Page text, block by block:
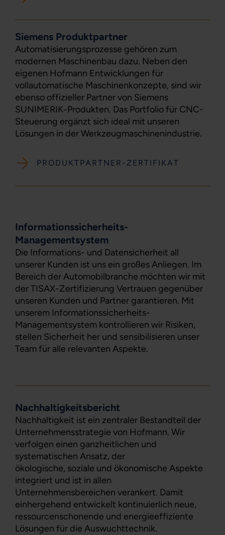
Siemens Produktpartner
Automatisierungsprozesse gehören zum
modernen Maschinenbau dazu. Neben den
eigenen Hofmann Entwicklungen für
vollautomatische Maschinenkonzepte, sind wir
ebenso offizieller Partner von Siemens
SUNIMERIK-Produkten. Das Portfolio für CNC-
Steuerung ergänzt sich ideal mit unseren
Lösungen in der Werkzeugmaschinenindustrie.
PRODUKTPARTNER-ZERTIFIKAT
Informationssicherheits-
Managementsystem
Die Informations- und Datensicherheit all
unserer Kunden ist uns ein großes Anliegen. Im
Bereich der Automobilbranche möchten wir mit
der TISAX-Zertifizierung Vertrauen gegenüber
unseren Kunden und Partner garantieren. Mit
unserem Informationssicherheits-
Managementsystem kontrollieren wir Risiken,
stellen Sicherheit her und sensibilisieren unser
Team für alle relevanten Aspekte.
Nachhaltigkeitsbericht
Nachhaltigkeit ist ein zentraler Bestandteil der
Unternehmensstrategie von Hofmann. Wir
verfolgen einen ganzheitlichen und
systematischen Ansatz, der
ökologische, soziale und ökonomische Aspekte
integriert und ist in allen
Unternehmensbereichen verankert. Damit
einhergehend entwickelt kontinuierlich neue,
ressourcenschonende und energieeffiziente
Lösungen für die Auswuchttechnik.